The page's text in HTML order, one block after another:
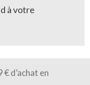
à votre
d’achat en